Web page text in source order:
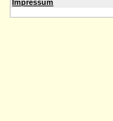
Impressum